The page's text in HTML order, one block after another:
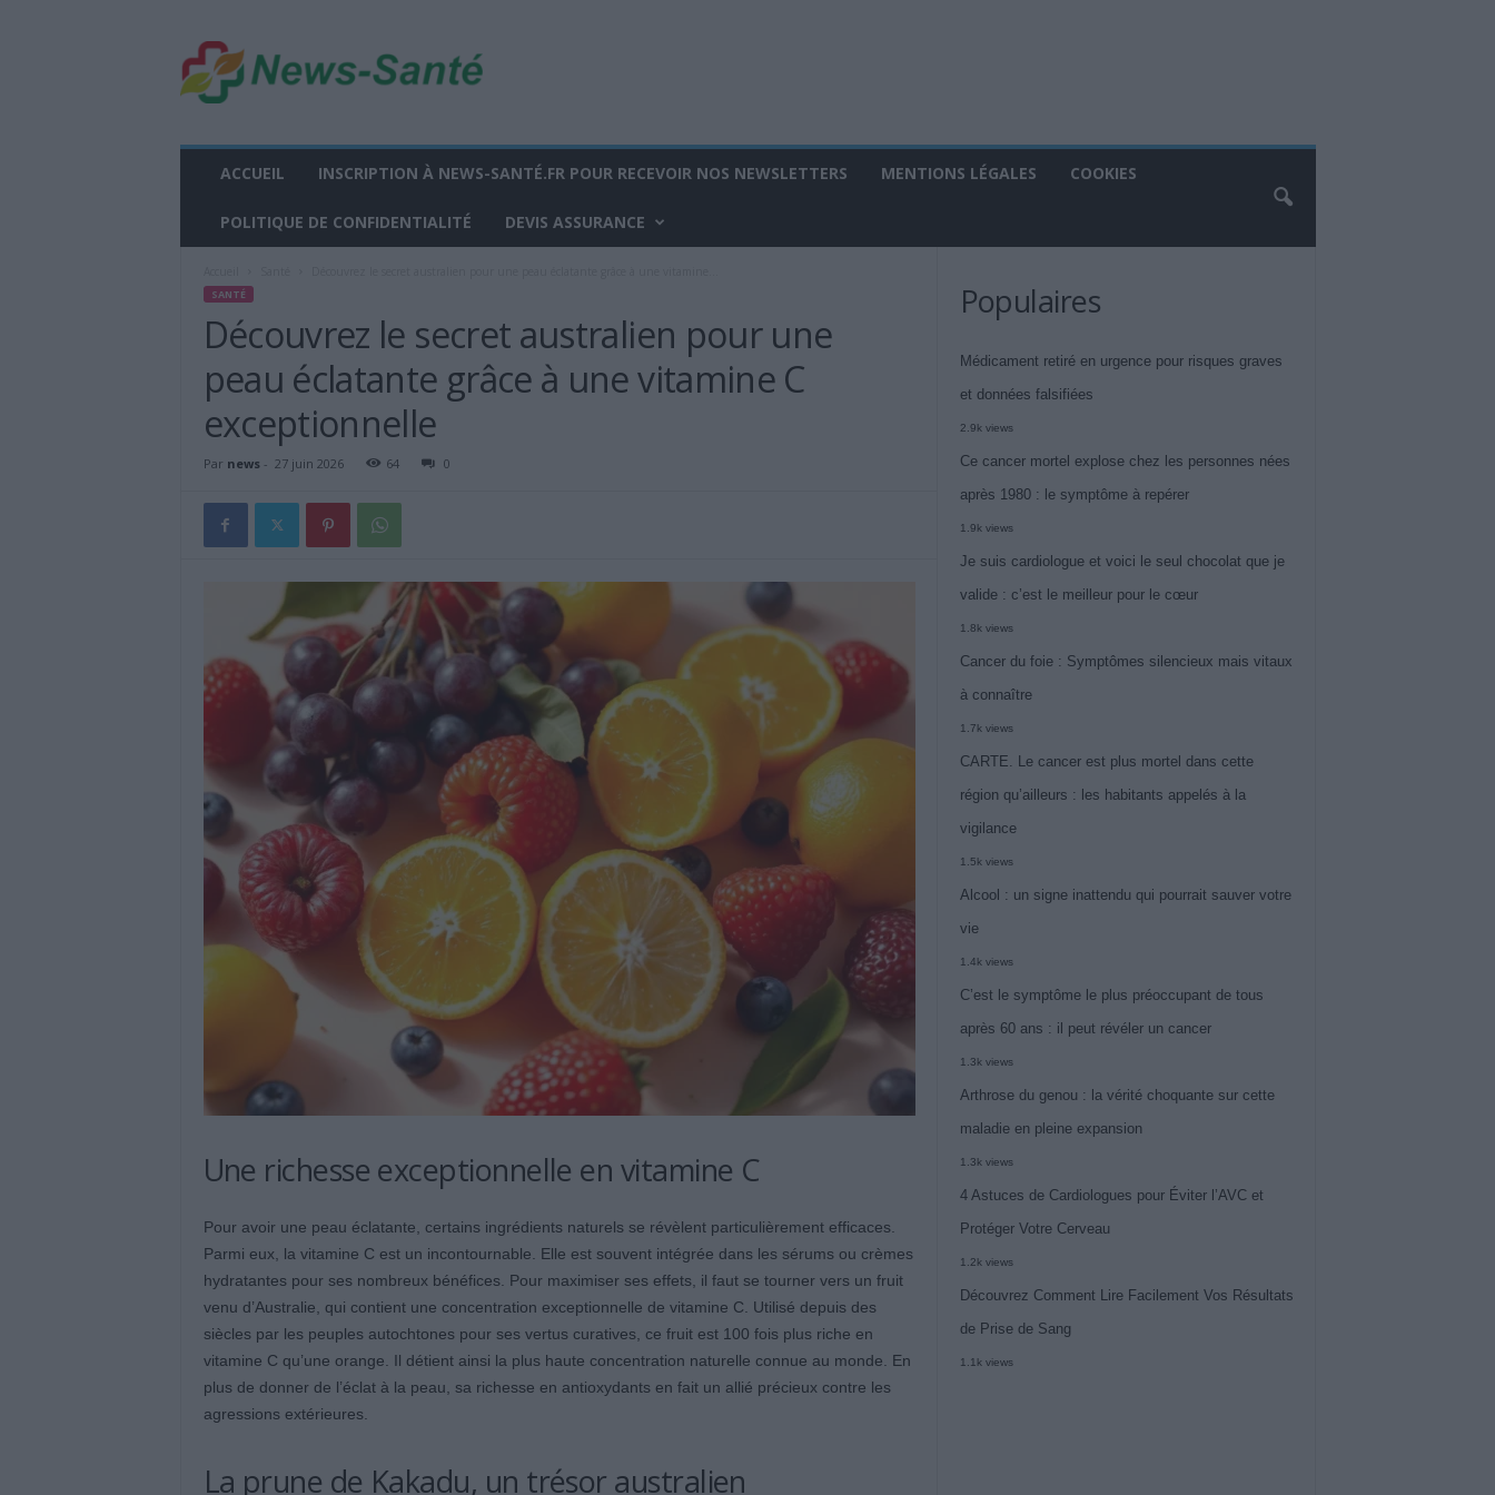
w
s
ACCUEIL INSCRIPTION À NEWS-SANTÉ.FR POUR RECEVOIR NOS NEWSLETTERS MENTIONS LÉGALES COOKIES
POLITIQUE DE CONFIDENTIALITÉ DEVIS ASSURANCE
SANTÉ
Découvrez le secret australien pour une
peau éclatante grâce à une vitamine C
exceptionnelle
Par news- 27 juin 2026 64 0
Une richesse exceptionnelle en vitamine C
Pour avoir une peau éclatante, certains ingrédients naturels se révèlent particulièrement efficaces.
Parmi eux, la vitamine C est un incontournable. Elle est souvent intégrée dans les sérums ou crèmes
hydratantes pour ses nombreux bénéfices. Pour maximiser ses effets, il faut se tourner vers un fruit
venu d’Australie, qui contient une concentration exceptionnelle de vitamine C. Utilisé depuis des
siècles par les peuples autochtones pour ses vertus curatives, ce fruit est 100 fois plus riche en
vitamine C qu’une orange. Il détient ainsi la plus haute concentration naturelle connue au monde. En
plus de donner de l’éclat à la peau, sa richesse en antioxydants en fait un allié précieux contre les
agressions extérieures.
La prune de Kakadu, un trésor australien
Populaires
Médicament retiré en urgence pour risques graves
et données falsifiées
2.9k views
Ce cancer mortel explose chez les personnes nées
après 1980 : le symptôme à repérer
1.9k views
Je suis cardiologue et voici le seul chocolat que je
valide : c’est le meilleur pour le cœur
1.8k views
Cancer du foie : Symptômes silencieux mais vitaux
à connaître
1.7k views
CARTE. Le cancer est plus mortel dans cette
région qu’ailleurs : les habitants appelés à la
vigilance
1.5k views
Alcool : un signe inattendu qui pourrait sauver votre
vie
1.4k views
C’est le symptôme le plus préoccupant de tous
après 60 ans : il peut révéler un cancer
1.3k views
Arthrose du genou : la vérité choquante sur cette
maladie en pleine expansion
1.3k views
4 Astuces de Cardiologues pour Éviter l’AVC et
Protéger Votre Cerveau
1.2k views
Découvrez Comment Lire Facilement Vos Résultats
de Prise de Sang
1.1k views